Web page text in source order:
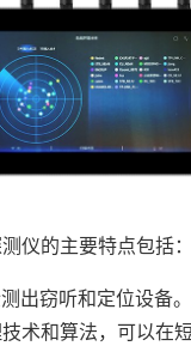
仪的主要特点包括：
出窃听和定位设备
术和算法，可以在